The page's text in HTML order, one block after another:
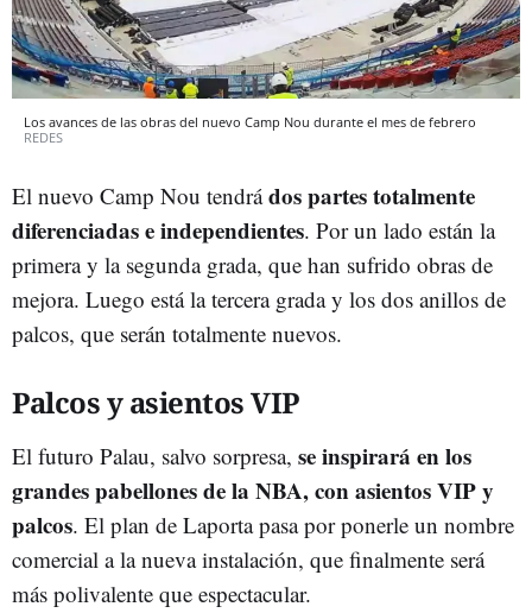
Los avances de las obras del nuevo Camp Nou durante el mes de febrero
REDES
El nuevo Camp Nou tendrádos partes totalmente
diferenciadas e independientes. Por un lado están la
primera y la segunda grada, que han sufrido obras de
mejora. Luego está la tercera grada y los dos anillos de
palcos, que serán totalmente nuevos.
Palcos y asientos VIP
El futuro Palau, salvo sorpresa, se inspirará en los
grandes pabellones de la NBA, con asientos VIP y
palcos. El plan de Laporta pasa por ponerle un nombre
comercial a la nueva instalación, que finalmente será
más polivalente que espectacular.